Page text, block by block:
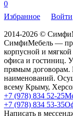
0
Избранное
Войти
2014-2026 ©
СимфиМебель —
корпусной и
офиса и гостиниц.
прямым договорам.
наименований.
всему Крыму,
+7 (978) 834 52-25
+7 (978) 834 53-35
Написать в